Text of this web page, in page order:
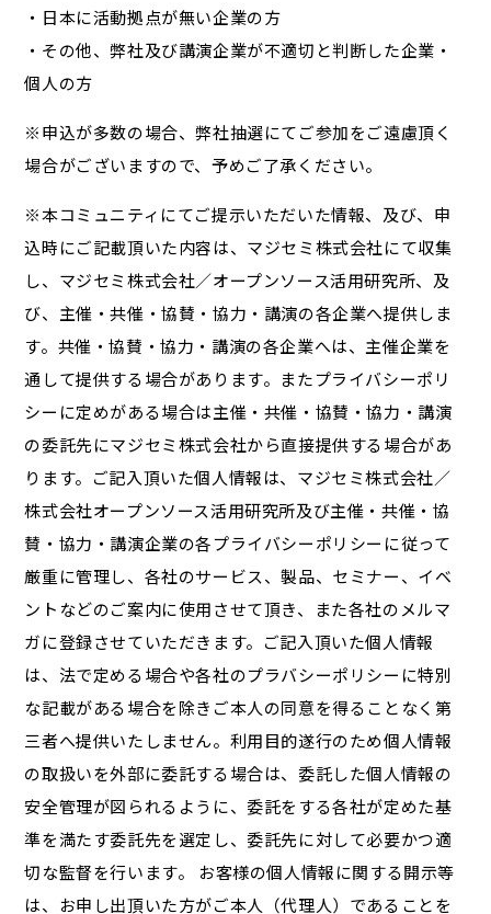
・日本に活動拠点が無い企業の方
・その他、弊社及び講演企業が不適切と判断した企業・
個人の方
※申込が多数の場合、弊社抽選にてご参加をご遠慮頂く
場合がございますので、予めご了承ください。
※本コミュニティにてご提示いただいた情報、及び、申
込時にご記載頂いた内容は、マジセミ株式会社にて収集
し、マジセミ株式会社／オープンソース活用研究所、及
び、主催・共催・協賛・協力・講演の各企業へ提供しま
す。共催・協賛・協力・講演の各企業へは、主催企業を
通して提供する場合があります。またプライバシーポリ
シーに定めがある場合は主催・共催・協賛・協力・講演
の委託先にマジセミ株式会社から直接提供する場合があ
ります。ご記入頂いた個人情報は、マジセミ株式会社／
株式会社オープンソース活用研究所及び主催・共催・協
賛・協力・講演企業の各プライバシーポリシーに従って
厳重に管理し、各社のサービス、製品、セミナー、イベ
ントなどのご案内に使用させて頂き、また各社のメルマ
ガに登録させていただきます。ご記入頂いた個人情報
は、法で定める場合や各社のプラバシーポリシーに特別
な記載がある場合を除きご本人の同意を得ることなく第
三者へ提供いたしません。利用目的遂行のため個人情報
の取扱いを外部に委託する場合は、委託した個人情報の
安全管理が図られるように、委託をする各社が定めた基
準を満たす委託先を選定し、委託先に対して必要かつ適
切な監督を行います。 お客様の個人情報に関する開示等
は、お申し出頂いた方がご本人（代理人）であることを